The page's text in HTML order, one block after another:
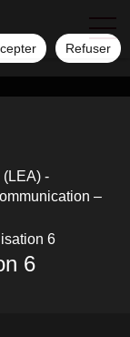
Refuser
(LEA) -
–
6
6